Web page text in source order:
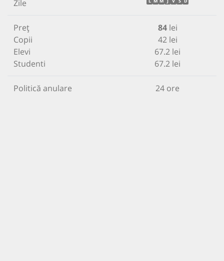
Zile
Preț
Copii
Elevi
Studenti
84lei
42 lei
67.2 lei
67.2 lei
Politică anulare 24 ore